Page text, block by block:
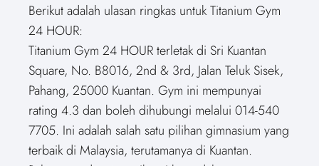
Berikut adalah ulasan ringkas untuk Titanium Gym
24 HOUR:
Titanium Gym 24 HOUR terletak di Sri Kuantan
Square, No. B8016, 2nd & 3rd, Jalan Teluk Sisek,
Pahang, 25000 Kuantan. Gym ini mempunyai
rating 4.3 dan boleh dihubungi melalui 014-540
7705. Ini adalah salah satu pilihan gimnasium yang
terbaik di Malaysia, terutamanya di Kuantan.